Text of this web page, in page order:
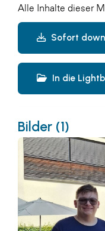
Alle Inhalte dieser
Sofort
In die
Bilder (1)